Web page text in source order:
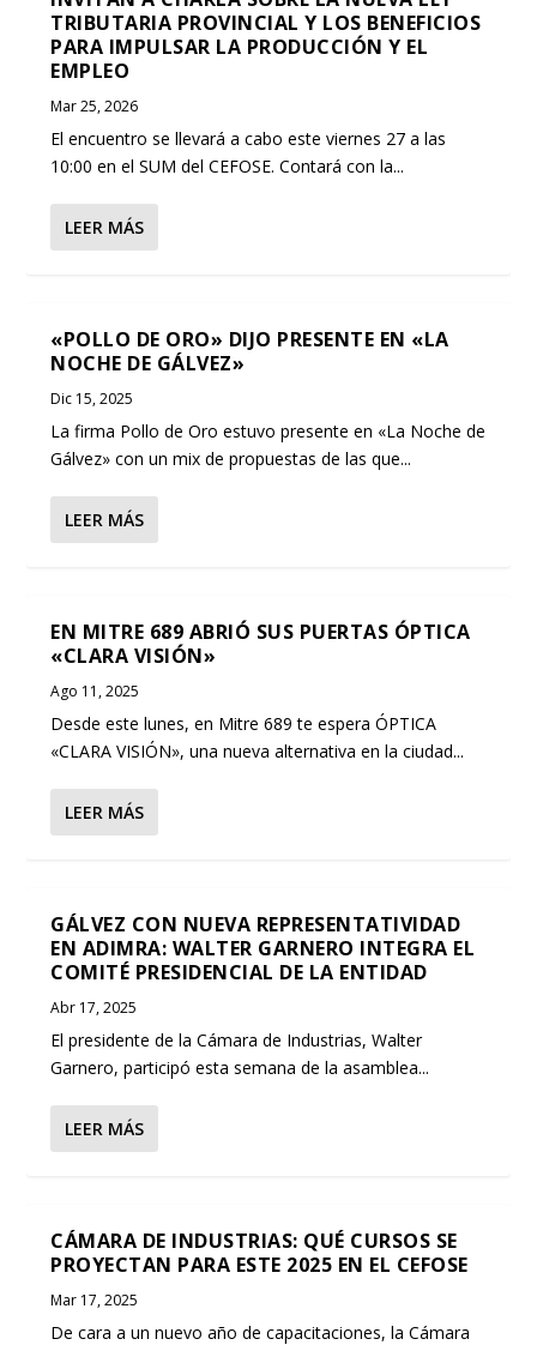
TRIBUTARIA PROVINCIAL Y LOS BENEFICIOS
PARA IMPULSAR LA PRODUCCIÓN Y EL
EMPLEO
Mar 25, 2026
El encuentro se llevará a cabo este viernes 27 a las
10:00 en el SUM del CEFOSE. Contará con la...
LEER MÁS
«POLLO DE ORO» DIJO PRESENTE EN «LA
NOCHE DE GÁLVEZ»
Dic 15, 2025
La firma Pollo de Oro estuvo presente en «La Noche de
Gálvez» con un mix de propuestas de las que...
LEER MÁS
EN MITRE 689 ABRIÓ SUS PUERTAS ÓPTICA
«CLARA VISIÓN»
Ago 11, 2025
Desde este lunes, en Mitre 689 te espera ÓPTICA
«CLARA VISIÓN», una nueva alternativa en la ciudad...
LEER MÁS
GÁLVEZ CON NUEVA REPRESENTATIVIDAD
EN ADIMRA: WALTER GARNERO INTEGRA EL
COMITÉ PRESIDENCIAL DE LA ENTIDAD
Abr 17, 2025
El presidente de la Cámara de Industrias, Walter
Garnero, participó esta semana de la asamblea...
LEER MÁS
CÁMARA DE INDUSTRIAS: QUÉ CURSOS SE
PROYECTAN PARA ESTE 2025 EN EL CEFOSE
Mar 17, 2025
De cara a un nuevo año de capacitaciones, la Cámara